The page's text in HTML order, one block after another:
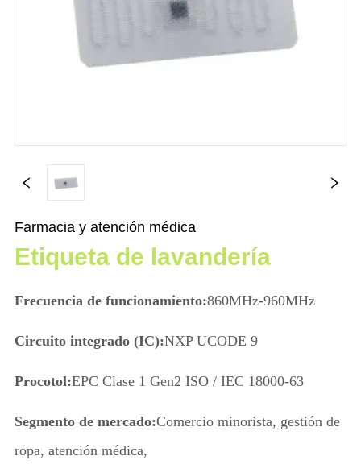
Farmacia y atención médica
Etiqueta de lavandería